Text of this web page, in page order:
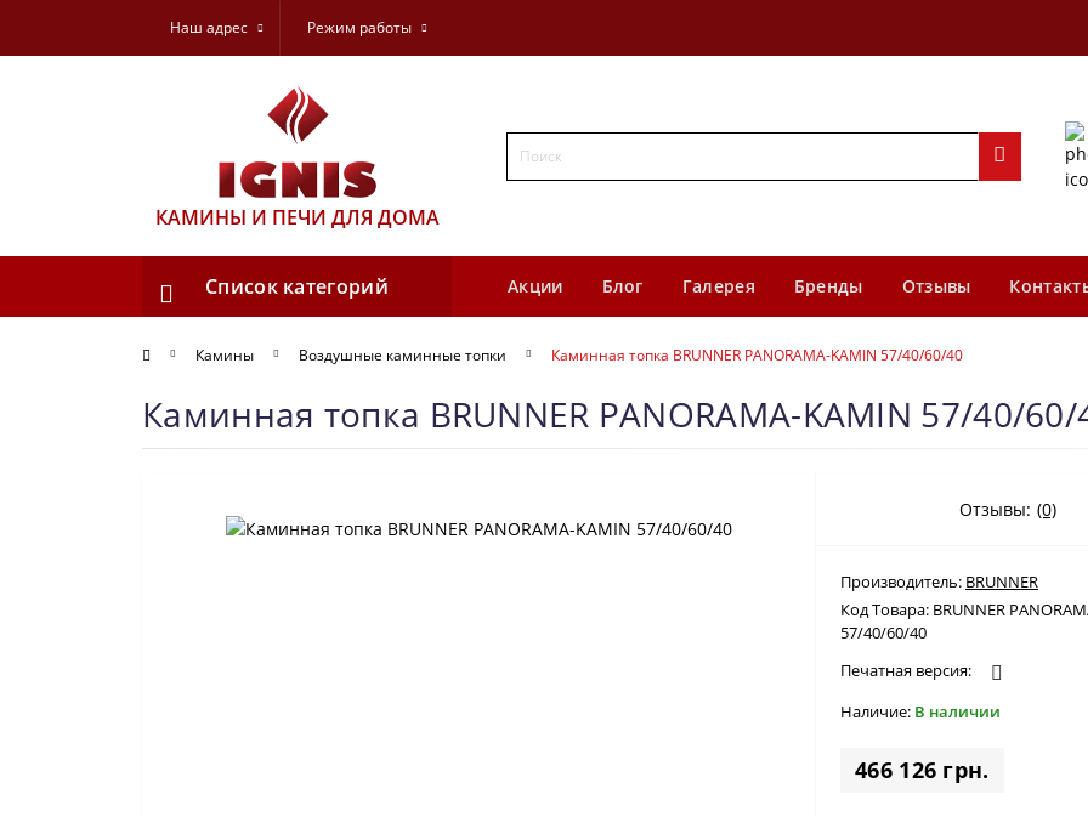
Наш адрес Режим работы
КАМИНЫ И ПЕЧИ ДЛЯ ДОМА
Список категорий Акции Блог Галерея Бренды Отзывы
Камины Воздушные каминные топки Каминная топка BRUNNER PANORAMA-KAMIN 57/40/60/40
Каминная топка BRUNNER PANORAMA-KAMIN 57/40/60/
Отзывы: (0)
Производитель: BRUNNER
Код Товара: BRUNNER
57/40/60/40
Печатная версия:
Наличие: В наличии
466 126 грн.